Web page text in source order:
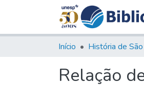
Início História de
Relação